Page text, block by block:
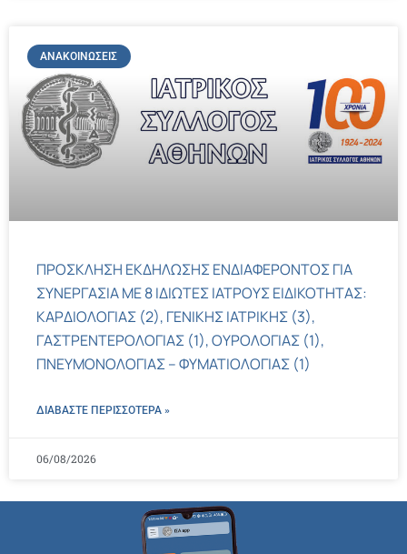
ΑΝΑΚΟΙΝΏΣΕΙΣ
ΠΡΟΣΚΛΗΣΗ ΕΚΔΗΛΩΣΗΣ ΕΝΔΙΑΦΕΡΟΝΤΟΣ ΓΙΑ
ΣΥΝΕΡΓΑΣΙΑ ΜΕ 8 ΙΔΙΩΤΕΣ ΙΑΤΡΟΥΣ ΕΙΔΙΚΟΤΗΤΑΣ:
ΚΑΡΔΙΟΛΟΓΙΑΣ (2), ΓΕΝΙΚΗΣ ΙΑΤΡΙΚΗΣ (3),
ΓΑΣΤΡΕΝΤΕΡΟΛΟΓΙΑΣ (1), ΟΥΡΟΛΟΓΙΑΣ (1),
ΠΝΕΥΜΟΝΟΛΟΓΙΑΣ – ΦΥΜΑΤΙΟΛΟΓΙΑΣ (1)
ΔΙΑΒΑΣΤΕ ΠΕΡΙΣΣΌΤΕΡΑ »
06/08/2026